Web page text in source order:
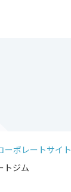
ーポレートサイト
トジム